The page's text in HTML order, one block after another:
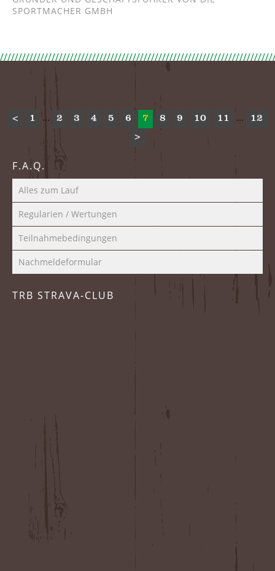
SPORTMACHER GMBH
< 1 ... 2 3 4 5 6 7 8 9 10 11 ...
12
>
F.A.Q.
Alles zum Lauf
Regularien / Wertungen
Teilnahmebedingungen
Nachmeldeformular
TRB STRAVA-CLUB